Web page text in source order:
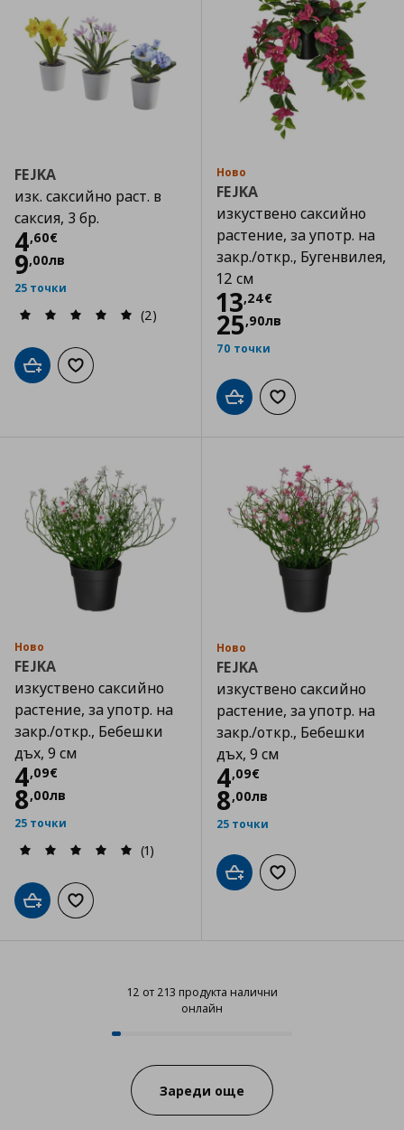
FEJKA
изк. саксийно раст. в
саксия, 3 бр.
4,60€
Цена
9,00лв
25 точки
(2)
Добави в кошницата
Добави към списъка с любими
Ново
FEJKA
изкуствено саксийно
растение, за употр. на
закр./откр., Бугенвилея,
12 см
13,24€
Цена
25,90лв
70 точки
Добави в кошницата
Добави към
Ново
FEJKA
изкуствено саксийно
растение, за употр. на
закр./откр., Бебешки
дъх, 9 см
4,09€
Цена
8,00лв
25 точки
(1)
Добави в кошницата
Добави към списъка с любими
Ново
FEJKA
изкуствено саксийно
растение, за употр. на
закр./откр., Бебешки
дъх, 9 см
4,09€
Цена
8,00лв
25 точки
Добави в кошницата
Добави към
12 от 213 продукта налични
онлайн
Progress:
Зареди още